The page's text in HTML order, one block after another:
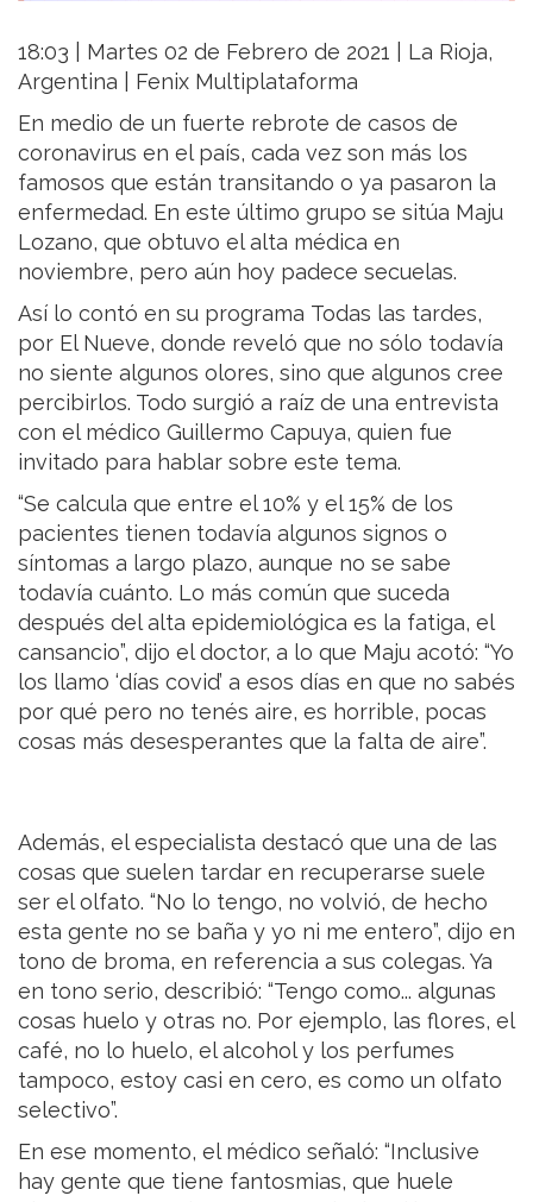
18:03 | Martes 02 de Febrero de 2021 | La Rioja,
Argentina | Fenix Multiplataforma
En medio de un fuerte rebrote de casos de
coronavirus en el país, cada vez son más los
famosos que están transitando o ya pasaron la
enfermedad. En este último grupo se sitúa Maju
Lozano, que obtuvo el alta médica en
noviembre, pero aún hoy padece secuelas.
Así lo contó en su programa Todas las tardes,
por El Nueve, donde reveló que no sólo todavía
no siente algunos olores, sino que algunos cree
percibirlos. Todo surgió a raíz de una entrevista
con el médico Guillermo Capuya, quien fue
invitado para hablar sobre este tema.
“Se calcula que entre el 10% y el 15% de los
pacientes tienen todavía algunos signos o
síntomas a largo plazo, aunque no se sabe
todavía cuánto. Lo más común que suceda
después del alta epidemiológica es la fatiga, el
cansancio”, dijo el doctor, a lo que Maju acotó: “Yo
los llamo ‘días covid’ a esos días en que no sabés
por qué pero no tenés aire, es horrible, pocas
cosas más desesperantes que la falta de aire”.
Además, el especialista destacó que una de las
cosas que suelen tardar en recuperarse suele
ser el olfato. “No lo tengo, no volvió, de hecho
esta gente no se baña y yo ni me entero”, dijo en
tono de broma, en referencia a sus colegas. Ya
en tono serio, describió: “Tengo como... algunas
cosas huelo y otras no. Por ejemplo, las flores, el
café, no lo huelo, el alcohol y los perfumes
tampoco, estoy casi en cero, es como un olfato
selectivo”.
En ese momento, el médico señaló: “Inclusive
hay gente que tiene fantosmias, que huele